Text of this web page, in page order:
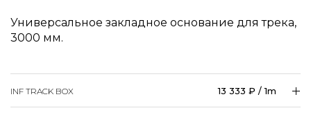
Универсальное закладное основание для трека,
3000 мм.
INF TRACK BOX 13 333 ₽ / 1m